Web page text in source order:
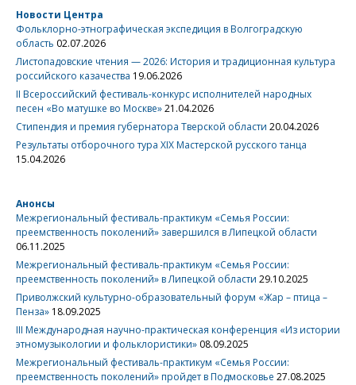
Новости Центра
Фольклорно-этнографическая экспедиция в Волгоградскую
область 02.07.2026
Листопадовские чтения — 2026: История и традиционная культура
российского казачества 19.06.2026
II Всероссийский фестиваль-конкурс исполнителей народных
песен «Во матушке во Москве»21.04.2026
Стипендия и премия губернатора Тверской области 20.04.2026
Результаты отборочного тура XIX Мастерской русского танца
15.04.2026
Анонсы
Межрегиональный фестиваль-практикум «Семья России:
преемственность поколений» завершился в Липецкой области
06.11.2025
Межрегиональный фестиваль-практикум «Семья России:
преемственность поколений» в Липецкой области 29.10.2025
Приволжский культурно-образовательный форум «Жар – птица –
Пенза» 18.09.2025
III Международная научно-практическая конференция «Из истории
этномузыкологии и фольклористики» 08.09.2025
Межрегиональный фестиваль-практикум «Семья России:
преемственность поколений» пройдет в Подмосковье 27.08.2025